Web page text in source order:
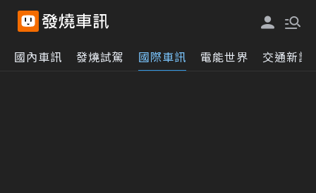
國內車訊 發燒試駕 國際車訊 電能世界 交通新訊